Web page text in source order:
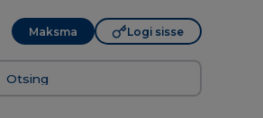
Maksma Logi sisse